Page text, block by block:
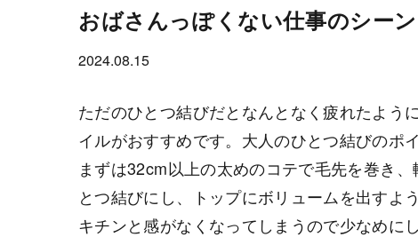
おばさんっぽくない仕事のシー
2024.08.15
ただのひとつ結びだとなんとなく疲れたよう
イルがおすすめです。大人のひとつ結びのポ
まずは32cm以上の太めのコテで毛先を巻き
とつ結びにし、トップにボリュームを出すよ
キチンと感がなくなってしまうので少なめに